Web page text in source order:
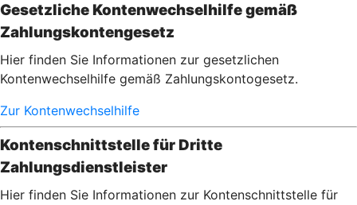
Gesetzliche Kontenwechselhilfe gemäß
Zahlungskontengesetz
Hier finden Sie Informationen zur gesetzlichen
Kontenwechselhilfe gemäß Zahlungskontogesetz.
Zur Kontenwechselhilfe
Kontenschnittstelle für Dritte
Zahlungsdienstleister
Hier finden Sie Informationen zur Kontenschnittstelle für